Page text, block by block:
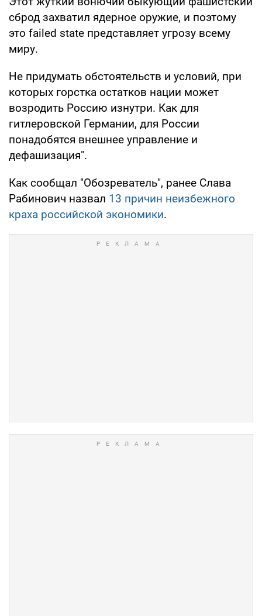
сброд захватил ядерное оружие, и поэтому
это failed state представляет угрозу всему
миру.
Не придумать обстоятельств и условий, при
которых горстка остатков нации может
возродить Россию изнутри. Как для
гитлеровской Германии, для России
понадобятся внешнее управление и
дефашизация".
Как сообщал "Обозреватель", ранее Слава
Рабинович назвал 13 причин неизбежного
краха российской экономики.